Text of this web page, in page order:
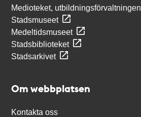
Medioteket, utbildningsförvaltningen
Stadsmuseet
Medeltidsmuseet
Stadsbiblioteket
Stadsarkivet
Om webbplatsen
Kontakta oss